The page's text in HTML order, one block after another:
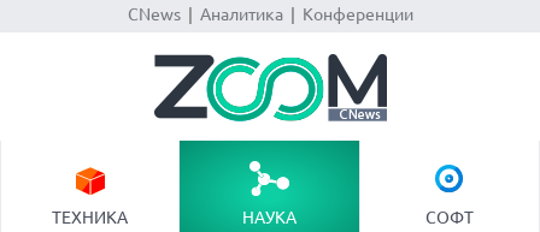
CNews| Аналитика| Конференции
ТЕХНИКА НАУКА СОФТ